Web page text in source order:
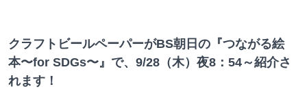
クラフトビールペーパーがBS朝日の『つながる絵
本〜for SDGs〜』で、9/28（木）夜8：54～紹介さ
れます！